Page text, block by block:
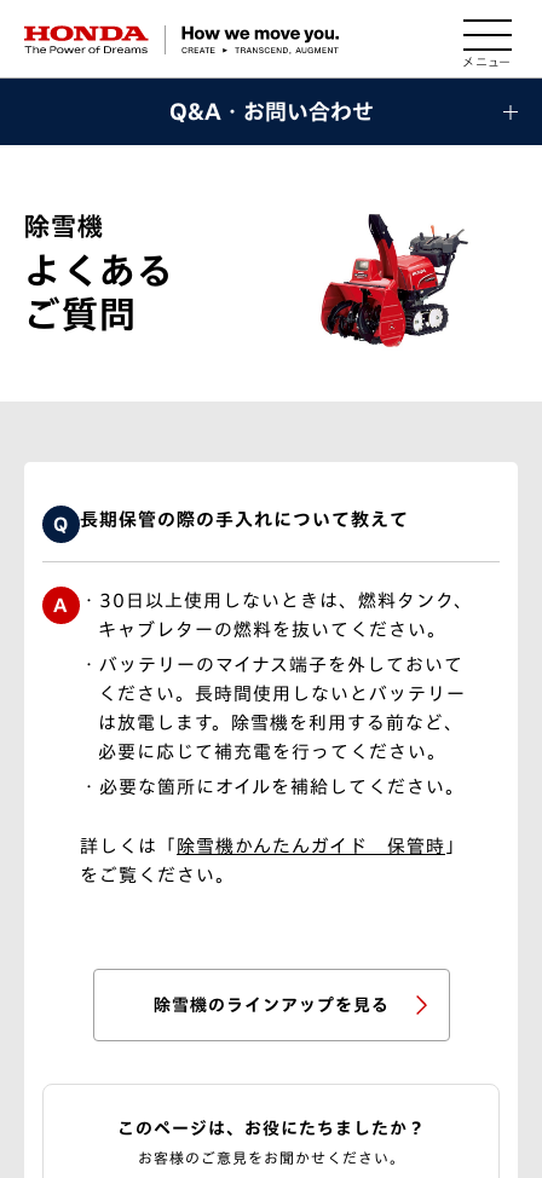
HONDA The Power of Dreams
Q&A・お問い合わせ
除雪機
よくある
ご質問
Q 長期保管の際の手入れについて教えて
30日以上使用しないときは、燃料タンク、
キャブレターの燃料を抜いてください。
バッテリーのマイナス端子を外しておいて
ください。長時間使用しないとバッテリー
は放電します。除雪機を利用する前など、
必要に応じて補充電を行ってください。
必要な箇所にオイルを補給してください。
詳しくは「 除雪機かんたんガイド 保管時 」
をご覧ください。
除雪機のラインアップを見る
このページは、お役にたちましたか？
お客様のご意見をお聞かせください。